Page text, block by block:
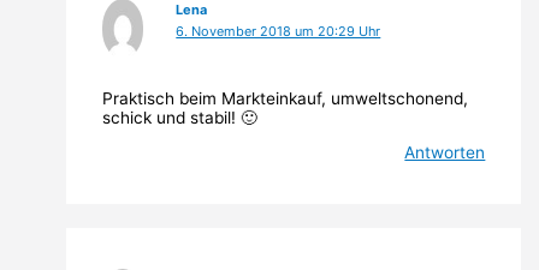
Lena
6. November 2018 um 20:29 Uhr
Praktisch beim Markteinkauf, umweltschonend,
schick und stabil! 🙂
Antworten